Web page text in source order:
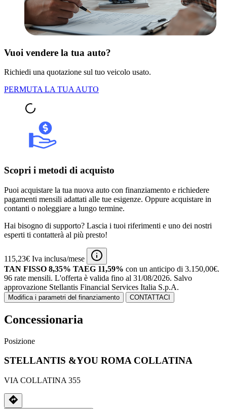
Vuoi vendere la tua auto?
Richiedi una quotazione sul tuo veicolo usato.
PERMUTA LA TUA AUTO
Scopri i metodi di acquisto
Puoi acquistare la tua nuova auto con finanziamento e richiedere
pagamenti mensili adattati alle tue esigenze. Oppure acquistare in
contanti o noleggiare a lungo termine.
Hai bisogno di supporto? Lascia i tuoi riferimenti e uno dei nostri
esperti ti contatterà al più presto!
115,23€ Iva inclusa/mese
TAN FISSO 8,35% TAEG 11,59% con un anticipo di 3.150,00€.
96 rate mensili. L'offerta è valida fino al 31/08/2026. Salvo
approvazione Stellantis Financial Services Italia S.p.A.
Modifica i parametri del finanziamento CONTATTACI
Concessionaria
Posizione
STELLANTIS &YOU ROMA COLLATINA
VIA COLLATINA 355